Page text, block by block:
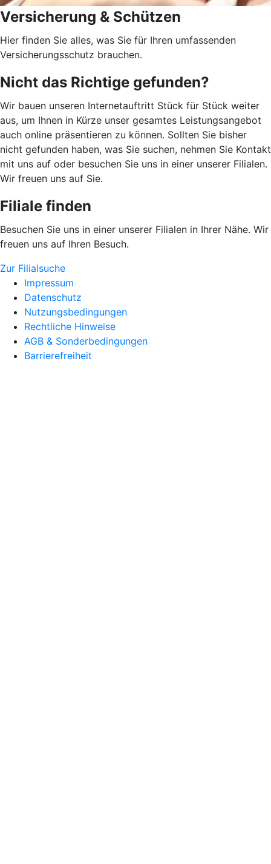
Versicherung & Schützen
Hier finden Sie alles, was Sie für Ihren umfassenden
Versicherungsschutz brauchen.
Nicht das Richtige gefunden?
Wir bauen unseren Internetauftritt Stück für Stück weiter
aus, um Ihnen in Kürze unser gesamtes Leistungsangebot
auch online präsentieren zu können. Sollten Sie bisher
nicht gefunden haben, was Sie suchen, nehmen Sie Kontakt
mit uns auf oder besuchen Sie uns in einer unserer Filialen.
Wir freuen uns auf Sie.
Filiale finden
Besuchen Sie uns in einer unserer Filialen in Ihrer Nähe. Wir
freuen uns auf Ihren Besuch.
Zur Filialsuche
Impressum
Datenschutz
Nutzungsbedingungen
Rechtliche Hinweise
AGB & Sonderbedingungen
Barrierefreiheit